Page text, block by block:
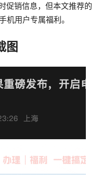
促销信息，但本文推荐的
机用户专属福利。
图